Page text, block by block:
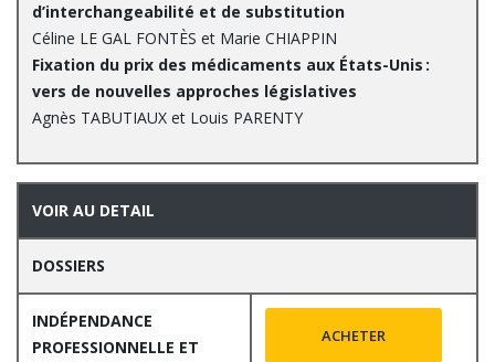
d’interchangeabilité et de substitution
Céline LE GAL FONTÈS et Marie CHIAPPIN
Fixation du prix des médicaments aux États-Unis :
vers de nouvelles approches législatives
Agnès TABUTIAUX et Louis PARENTY­
VOIR AU DETAIL
DOSSIERS
INDÉPENDANCE
PROFESSIONNELLE ET
ACHETER